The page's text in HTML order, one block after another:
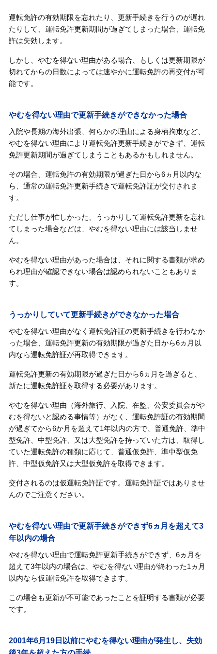
運転免許の有効期限を忘れたり、更新手続きを行うのが遅れ
たりして、運転免許更新期間が過ぎてしまった場合、運転免
許は失効します。
しかし、やむを得ない理由がある場合、もしくは更新期限が
切れてからの日数によっては速やかに運転免許の再交付が可
能です。
やむを得ない理由で更新手続きができなかった場合
入院や長期の海外出張、何らかの理由による身柄拘束など、
やむを得ない理由により運転免許更新手続きができず、運転
免許更新期間が過ぎてしまうこともあるかもしれません。
その場合、運転免許の有効期限が過ぎた日から6ヵ月以内な
ら、通常の運転免許更新手続きで運転免許証が交付されま
す。
ただし仕事が忙しかった、うっかりして運転免許更新を忘れ
てしまった場合などは、やむを得ない理由には該当しませ
ん。
やむを得ない理由があった場合は、それに関する書類が求め
られ理由が確認できない場合は認められないこともありま
す。
うっかりしていて更新手続きができなかった場合
やむを得ない理由がなく運転免許証の更新手続きを行わなか
った場合、運転免許更新の有効期限が過ぎた日から6ヵ月以
内なら運転免許証が再取得できます。
運転免許更新の有効期限が過ぎた日から6ヵ月を過ぎると、
新たに運転免許証を取得する必要があります。
やむを得ない理由（海外旅行、入院、在監、公安委員会がや
むを得ないと認める事情等）がなく、運転免許証の有効期間
が過ぎてから6か月を超えて1年以内の方で、普通免許、準中
型免許、中型免許、又は大型免許を持っていた方は、取得し
ていた運転免許の種類に応じて、普通仮免許、準中型仮免
許、中型仮免許又は大型仮免許を取得できます。
交付されるのは仮運転免許証です。運転免許証ではありませ
んのでご注意ください。
やむを得ない理由で更新手続きができず6ヵ月を超えて3
年以内の場合
やむを得ない理由で運転免許更新手続きができず、6ヵ月を
超えて3年以内の場合は、やむを得ない理由が終わった1ヵ月
以内なら仮運転免許を取得できます。
この場合も更新が不可能であったことを証明する書類が必要
です。
2001年6月19日以前にやむを得ない理由が発生し、失効